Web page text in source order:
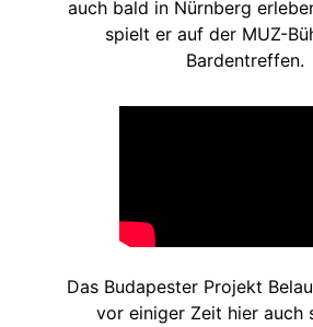
auch bald in Nürnberg
spielt er auf der MUZ-
Bardentreffen.
Das Budapester Projekt
vor einiger Zeit hier auch